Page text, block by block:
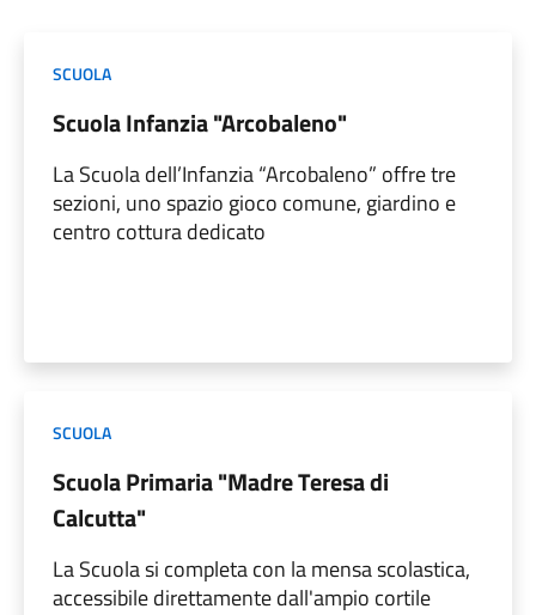
SCUOLA
Scuola Infanzia "Arcobaleno"
La Scuola dell’Infanzia “Arcobaleno” offre tre
sezioni, uno spazio gioco comune, giardino e
centro cottura dedicato
SCUOLA
Scuola Primaria "Madre Teresa di
Calcutta"
La Scuola si completa con la mensa scolastica,
accessibile direttamente dall'ampio cortile